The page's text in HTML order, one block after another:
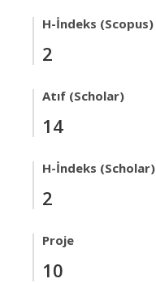
H-İndeks (Scopus)
2
Atıf (Scholar)
14
H-İndeks (Scholar)
2
Proje
10